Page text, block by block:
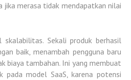
jika merasa tidak mendapatkan nilai
skalabilitas. Sekali produk berhasil
baik, menambah pengguna baru
biaya tambahan. Ini yang membuat
pada model SaaS, karena potensi